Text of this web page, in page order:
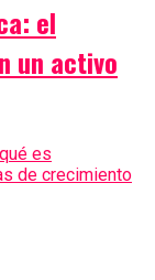
el
un activo
es
de crecimiento